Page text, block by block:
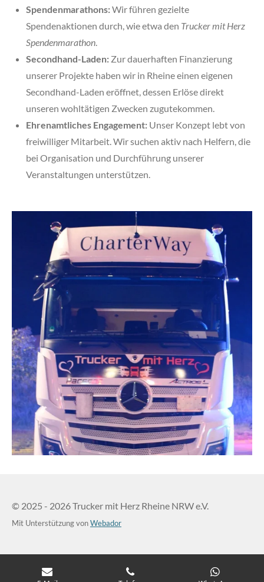
Spendenmarathons:Wir führen gezielte
Spendenaktionen durch, wie etwa den Trucker mit Herz
Spendenmarathon.
Secondhand-Laden: Zur dauerhaften Finanzierung
unserer Projekte haben wir in Rheine einen eigenen
Secondhand-Laden eröffnet, dessen Erlöse direkt
unseren wohltätigen Zwecken zugutekommen.
Ehrenamtliches Engagement: Unser Konzept lebt von
freiwilliger Mitarbeit. Wir suchen aktiv nach Helfern, die
bei Organisation und Durchführung unserer
Veranstaltungen unterstützen.
© 2025 - 2026 Trucker mit Herz Rheine NRW e.V.
Mit Unterstützung vonWebador